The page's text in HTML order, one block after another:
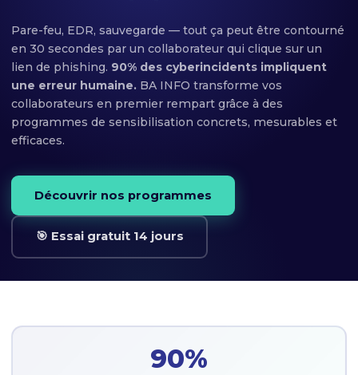
Pare-feu, EDR, sauvegarde — tout ça peut être contourné
en 30 secondes par un collaborateur qui clique sur un
lien de phishing. 90% des cyberincidents impliquent
une erreur humaine. BA INFO transforme vos
collaborateurs en premier rempart grâce à des
programmes de sensibilisation concrets, mesurables et
efficaces.
Découvrir nos programmes
🎯 Essai gratuit 14 jours
90%